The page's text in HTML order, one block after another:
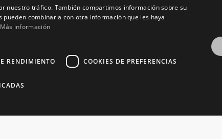
© 2016 – 2026 ZonaPlotter.com. All rights reserved.
nuestro tráfico. También compartimos información sobre su
combinarla con otra información que les haya
Más información
RENDIMIENTO COOKIES DE PREFERENCIAS